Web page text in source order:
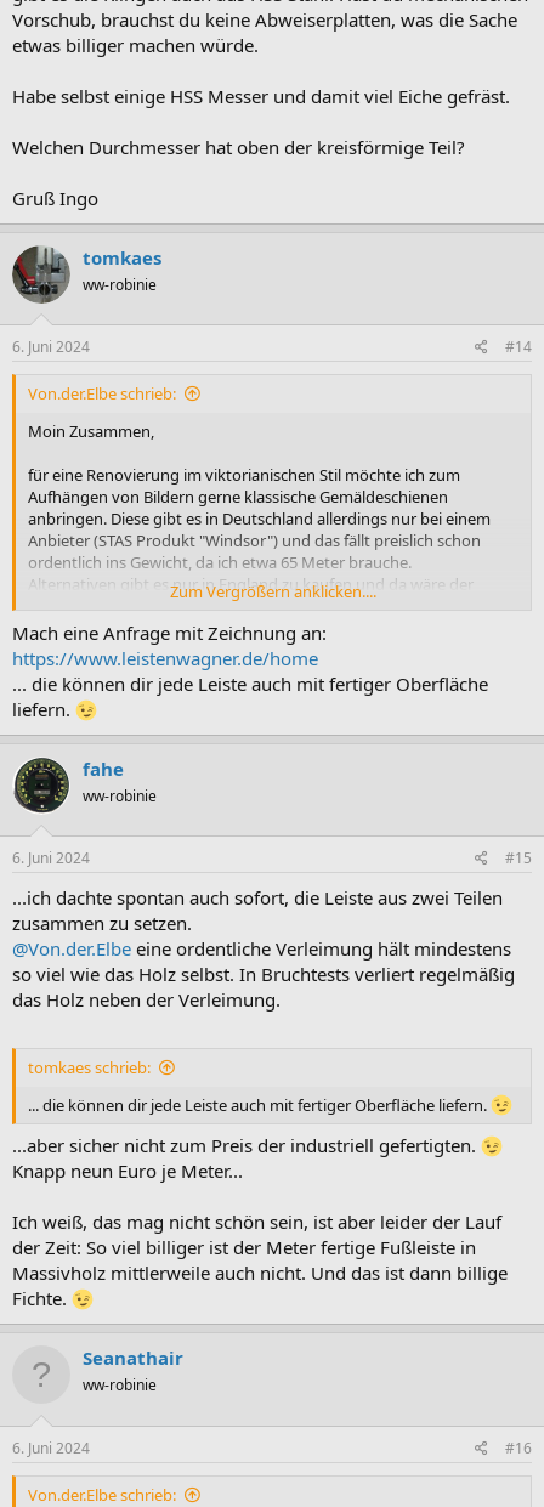
Vorschub, brauchst du keine Abweiserplatten, was die Sache
etwas billiger machen würde.
Habe selbst einige HSS Messer und damit viel Eiche gefräst.
Welchen Durchmesser hat oben der kreisförmige Teil?
Gruß Ingo
tomkaes
ww-robinie
6. Juni 2024 #14
Von.der.Elbe schrieb:
Moin Zusammen,
für eine Renovierung im viktorianischen Stil möchte ich zum
Aufhängen von Bildern gerne klassische Gemäldeschienen
anbringen. Diese gibt es in Deutschland allerdings nur bei einem
Anbieter (STAS Produkt "Windsor") und das fällt preislich schon
ordentlich ins Gewicht, da ich etwa 65 Meter brauche.
Alternativen gibt es nur in England zu kaufen und da wäre der
Zum Vergrößern anklicken....
Mach eine Anfrage mit Zeichnung an:
https://www.leistenwagner.de/home
... die können dir jede Leiste auch mit fertiger Oberfläche
liefern.
fahe
ww-robinie
6. Juni 2024 #15
...ich dachte spontan auch sofort, die Leiste aus zwei Teilen
zusammen zu setzen.
@Von.der.Elbe eine ordentliche Verleimung hält mindestens
so viel wie das Holz selbst. In Bruchtests verliert regelmäßig
das Holz neben der Verleimung.
tomkaes schrieb:
... die können dir jede Leiste auch mit fertiger Oberfläche liefern.
...aber sicher nicht zum Preis der industriell gefertigten.
Knapp neun Euro je Meter...
Ich weiß, das mag nicht schön sein, ist aber leider der Lauf
der Zeit: So viel billiger ist der Meter fertige Fußleiste in
Massivholz mittlerweile auch nicht. Und das ist dann billige
Fichte.
Seanathair
ww-robinie
6. Juni 2024 #16
Von.der.Elbe schrieb: